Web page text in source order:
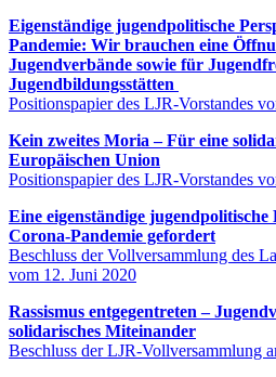
Eigenständige jugendpolitische
Pandemie: Wir brauchen eine
Jugendverbände sowie für
Jugendbildungsstätten
Positionspapier des LJR-Vorstandes
Kein zweites Moria – Für eine
Europäischen Union
Positionspapier des LJR-Vorstandes
Eine eigenständige jugendpolitische
Corona-Pandemie gefordert
Beschluss der Vollversammlung des
vom 12. Juni 2020
Rassismus entgegentreten –
solidarisches Miteinander
Beschluss der LJR-Vollversammlung